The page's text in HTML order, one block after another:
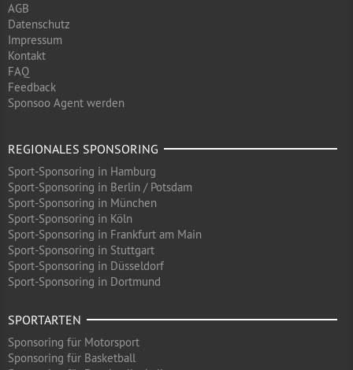
AGB
Datenschutz
Impressum
Kontakt
FAQ
Feedback
Sponsoo Agent werden
REGIONALES SPONSORING
Sport-Sponsoring in Hamburg
Sport-Sponsoring in Berlin / Potsdam
Sport-Sponsoring in München
Sport-Sponsoring in Köln
Sport-Sponsoring in Frankfurt am Main
Sport-Sponsoring in Stuttgart
Sport-Sponsoring in Düsseldorf
Sport-Sponsoring in Dortmund
SPORTARTEN
Sponsoring für Motorsport
Sponsoring für Basketball